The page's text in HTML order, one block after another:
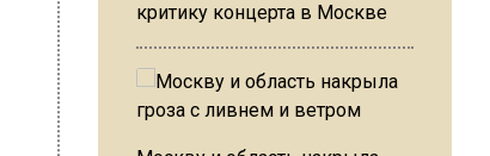
критику концерта в Москве